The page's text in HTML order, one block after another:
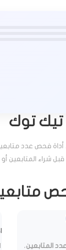
تيك توك
فحص عدد
شراء المتابعين أو
المتابعين،